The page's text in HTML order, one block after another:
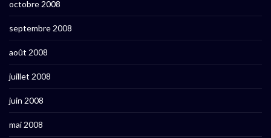
octobre 2008
septembre 2008
août 2008
juillet 2008
juin 2008
mai 2008